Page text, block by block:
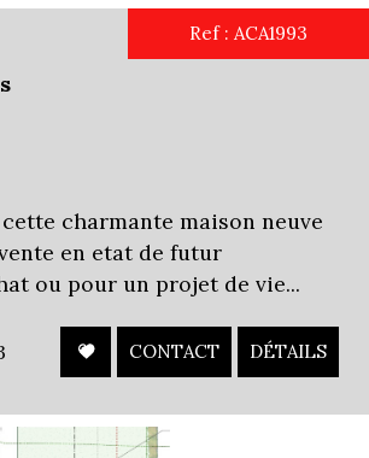
Ref : ACA1993
charmante maison neuve
en etat de futur
ou pour un projet de vie...
CONTACT DÉTAILS